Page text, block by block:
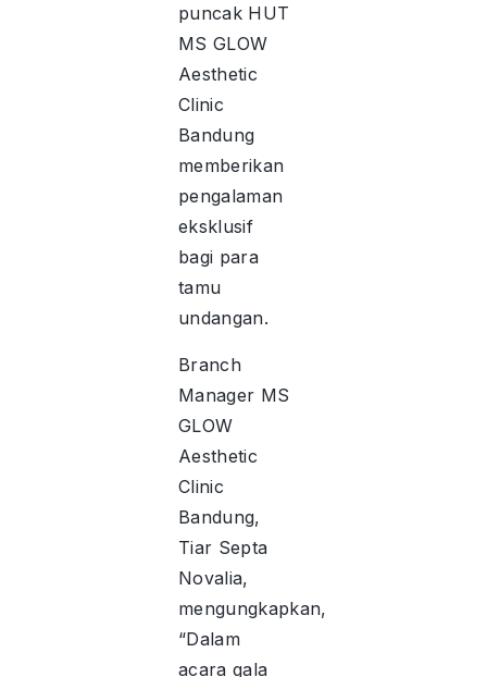
puncak HUT
MS GLOW
Aesthetic
Clinic
Bandung
memberikan
pengalaman
eksklusif
bagi para
tamu
undangan.
Branch
Manager MS
GLOW
Aesthetic
Clinic
Bandung,
Tiar Septa
Novalia,
mengungkapkan,
“Dalam
acara gala